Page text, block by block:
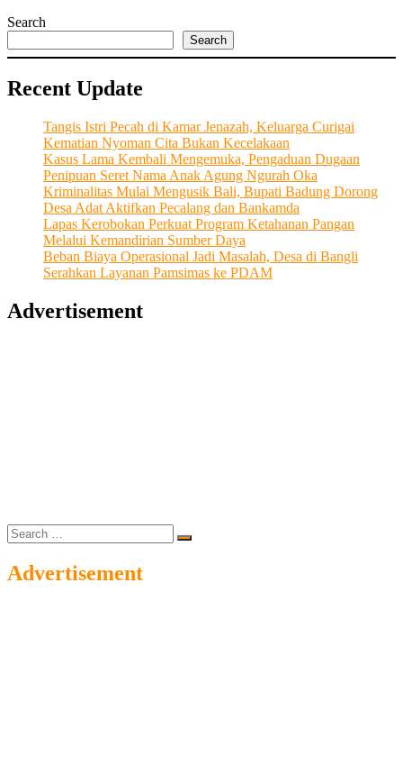
Search
Search
Recent Update
Tangis Istri Pecah di Kamar Jenazah, Keluarga Curigai
Kematian Nyoman Cita Bukan Kecelakaan
Kasus Lama Kembali Mengemuka, Pengaduan Dugaan
Penipuan Seret Nama Anak Agung Ngurah Oka
Kriminalitas Mulai Mengusik Bali, Bupati Badung Dorong
Desa Adat Aktifkan Pecalang dan Bankamda
Lapas Kerobokan Perkuat Program Ketahanan Pangan
Melalui Kemandirian Sumber Daya
Beban Biaya Operasional Jadi Masalah, Desa di Bangli
Serahkan Layanan Pamsimas ke PDAM
Advertisement
Search
…
Advertisement